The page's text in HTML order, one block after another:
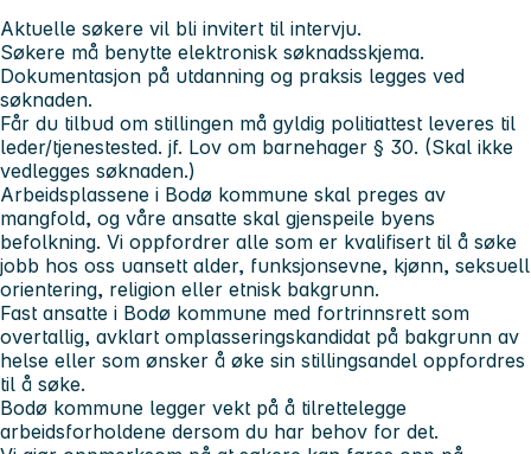
Aktuelle søkere vil bli invitert til intervju.
Søkere må benytte elektronisk søknadsskjema.
Dokumentasjon på utdanning og praksis legges ved
søknaden.
Får du tilbud om stillingen må gyldig politiattest leveres til
leder/tjenestested. jf. Lov om barnehager § 30. (Skal ikke
vedlegges søknaden.)
Arbeidsplassene i Bodø kommune skal preges av
mangfold, og våre ansatte skal gjenspeile byens
befolkning. Vi oppfordrer alle som er kvalifisert til å søke
jobb hos oss uansett alder, funksjonsevne, kjønn, seksuell
orientering, religion eller etnisk bakgrunn.
Fast ansatte i Bodø kommune med fortrinnsrett som
overtallig, avklart omplasseringskandidat på bakgrunn av
helse eller som ønsker å øke sin stillingsandel oppfordres
til å søke.
Bodø kommune legger vekt på å tilrettelegge
arbeidsforholdene dersom du har behov for det.